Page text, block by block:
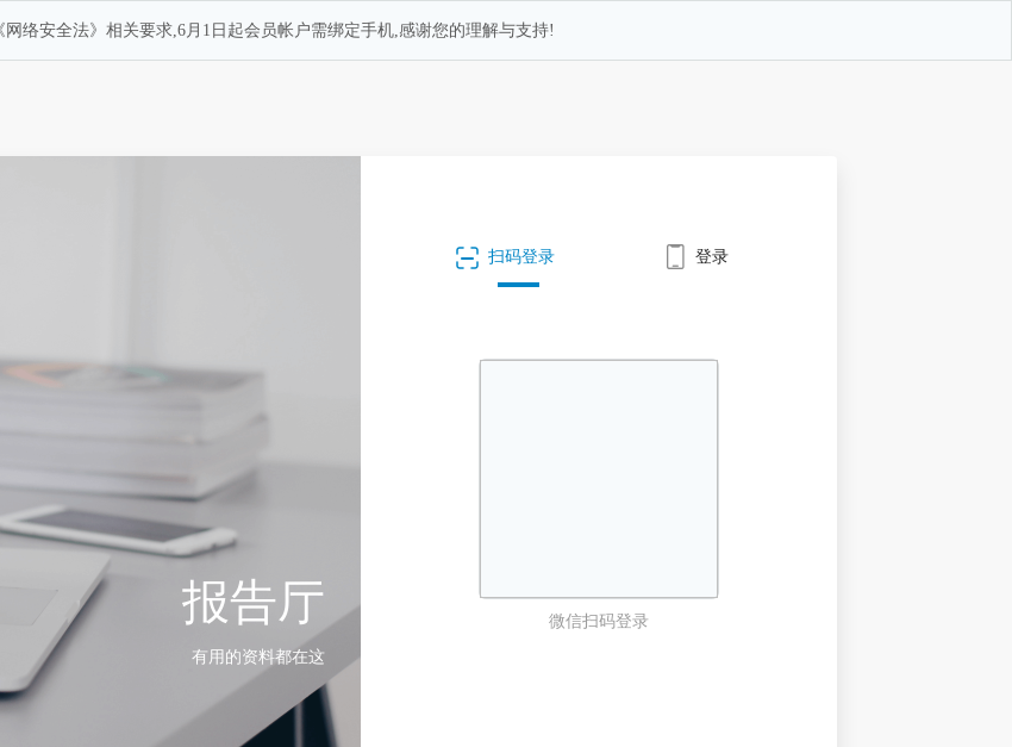
络安全法》相关要求,6月1日起会员帐户需绑定手机,感谢您的理解与支持!
报告厅
有用的资料都在这
扫码登录 登录
微信扫码登录